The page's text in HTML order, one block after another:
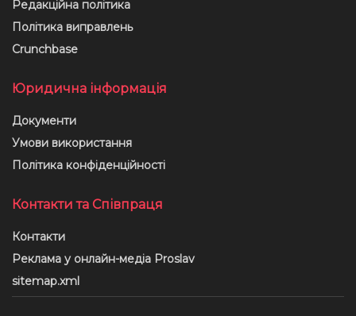
Редакційна політика
Політика виправлень
Crunchbase
Юридична інформація
Документи
Умови використання
Політика конфіденційності
Контакти та Співпраця
Контакти
Реклама у онлайн-медіа Proslav
sitemap.xml